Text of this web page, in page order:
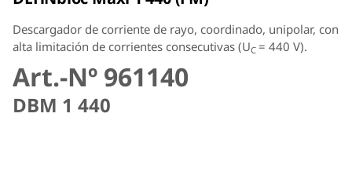
Descargador de corriente de rayo, coordinado, unipolar, con
alta limitación de corrientes consecutivas (UC = 440 V).
Art.-Nº 961140
DBM 1 440